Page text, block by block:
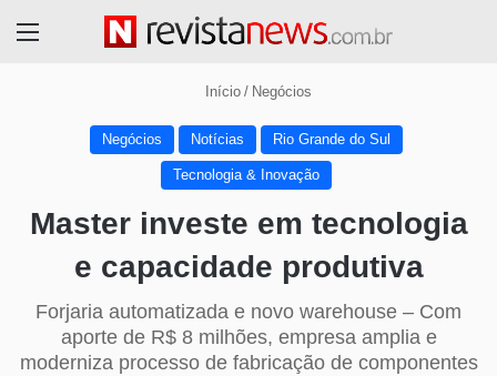
Início / Negócios
Negócios Notícias Rio Grande do Sul
Tecnologia & Inovação
Master investe em tecnologia
e capacidade produtiva
Forjaria automatizada e novo warehouse – Com
aporte de R$ 8 milhões, empresa amplia e
moderniza processo de fabricação de componentes